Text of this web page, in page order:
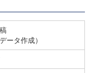
ータ作成）